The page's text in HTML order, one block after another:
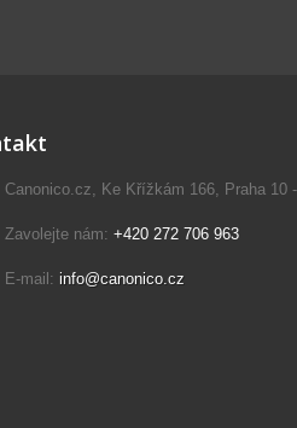
Canonico.cz, Ke Křížkám 166, Praha 10
Zavolejte nám: +420 272 706 963
E-mail: info@canonico.cz